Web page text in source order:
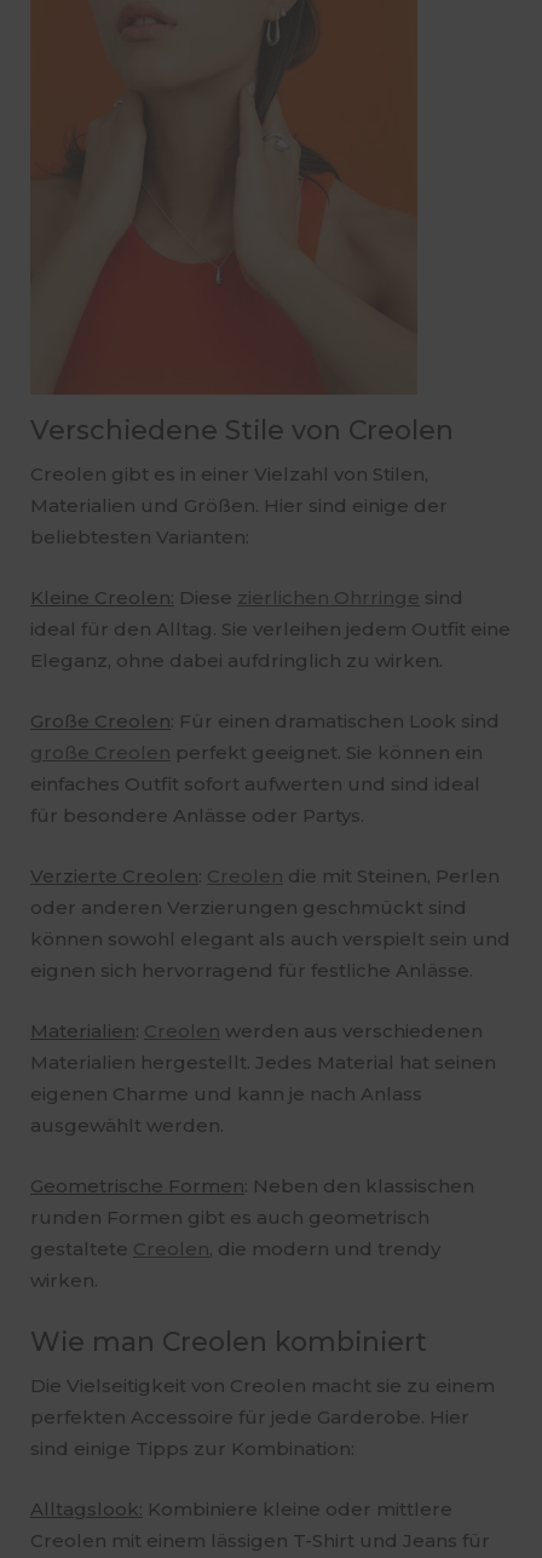
Verschiedene Stile von Creolen
Creolen gibt es in einer Vielzahl von Stilen,
Materialien und Größen. Hier sind einige der
beliebtesten Varianten:
Kleine Creolen: Diese zierlichen Ohrringe sind
ideal für den Alltag. Sie verleihen jedem Outfit eine
Eleganz, ohne dabei aufdringlich zu wirken.
Große Creolen: Für einen dramatischen Look sind
große Creolen perfekt geeignet. Sie können ein
einfaches Outfit sofort aufwerten und sind ideal
für besondere Anlässe oder Partys.
Verzierte Creolen: Creolen die mit Steinen, Perlen
oder anderen Verzierungen geschmückt sind
können sowohl elegant als auch verspielt sein und
eignen sich hervorragend für festliche Anlässe.
Materialien: Creolen werden aus verschiedenen
Materialien hergestellt. Jedes Material hat seinen
eigenen Charme und kann je nach Anlass
ausgewählt werden.
Geometrische Formen: Neben den klassischen
runden Formen gibt es auch geometrisch
gestaltete Creolen, die modern und trendy
wirken.
Wie man Creolen kombiniert
Die Vielseitigkeit von Creolen macht sie zu einem
perfekten Accessoire für jede Garderobe. Hier
sind einige Tipps zur Kombination:
Alltagslook: Kombiniere kleine oder mittlere
Creolen mit einem lässigen T-Shirt und Jeans für